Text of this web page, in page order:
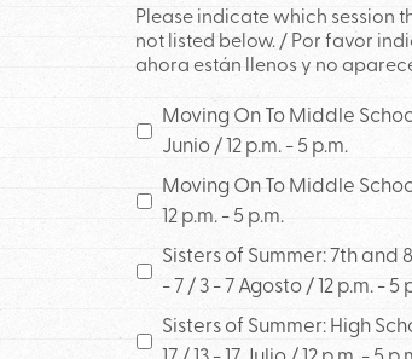
Please indicate which session
not listed below. / Por favor
ahora están llenos y no
Moving On To Middle
Junio / 12 p.m. - 5 p.m.
Moving On To Middle
12 p.m. - 5 p.m.
Sisters of Summer: 7th and
- 7 / 3 - 7 Agosto / 12 p.m. - 5
Sisters of Summer: High